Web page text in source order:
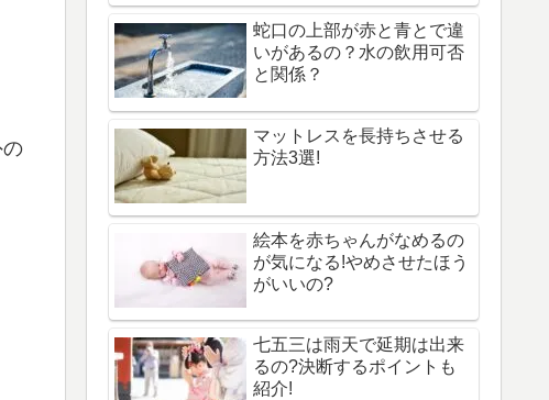
蛇口の上部が赤と青とで違
いがあるの？水の飲用可否
と関係？
マットレスを長持ちさせる
方法3選!
絵本を赤ちゃんがなめるの
が気になる!やめさせたほう
がいいの?
七五三は雨天で延期は出来
るの?決断するポイントも
紹介!